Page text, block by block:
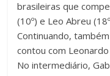
brasileiras que
(10º) e Leo Abreu
Continuando,
contou com Leonardo
No intermediário,